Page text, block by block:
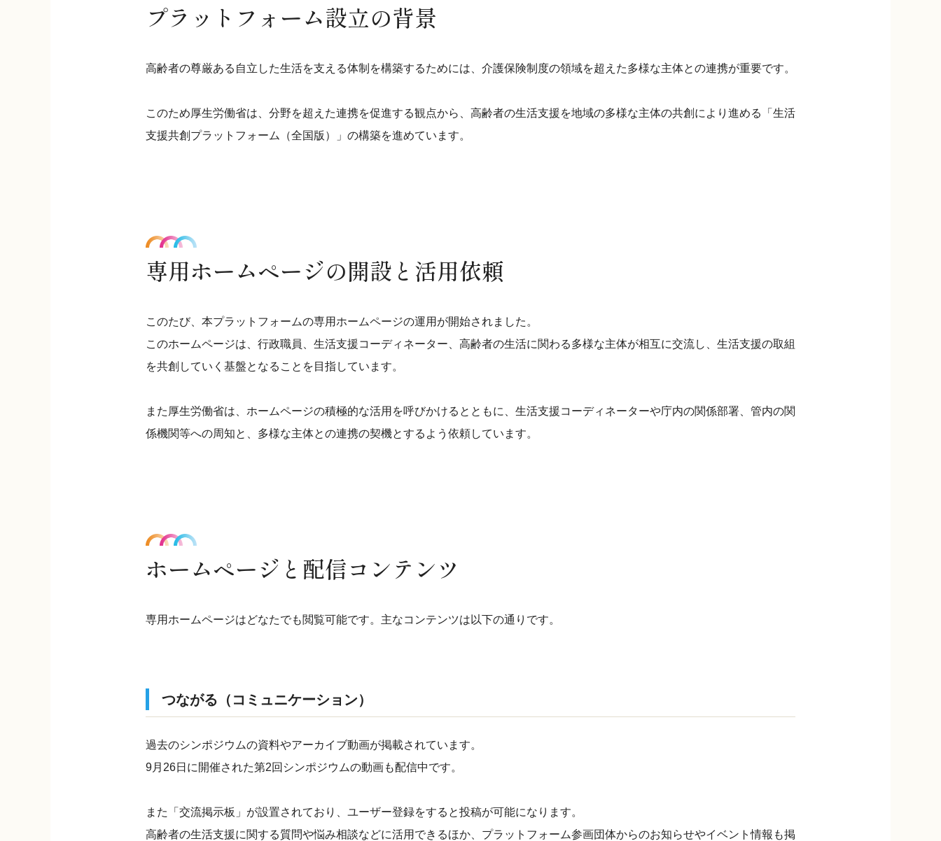
プラットフォーム設立の背景
高齢者の尊厳ある自立した生活を支える体制を構築するためには、介護保険制度の領域を超えた多様な主体との連携が重要です。
このため厚生労働省は、分野を超えた連携を促進する観点から、高齢者の生活支援を地域の多様な主体の共創により進める「生活
支援共創プラットフォーム（全国版）」の構築を進めています。
専用ホームページの開設と活用依頼
このたび、本プラットフォームの専用ホームページの運用が開始されました。
このホームページは、行政職員、生活支援コーディネーター、高齢者の生活に関わる多様な主体が相互に交流し、生活支援の取組
を共創していく基盤となることを目指しています。
また厚生労働省は、ホームページの積極的な活用を呼びかけるとともに、生活支援コーディネーターや庁内の関係部署、管内の関
係機関等への周知と、多様な主体との連携の契機とするよう依頼しています。
ホームページと配信コンテンツ
専用ホームページはどなたでも閲覧可能です。主なコンテンツは以下の通りです。
つながる（コミュニケーション）
過去のシンポジウムの資料やアーカイブ動画が掲載されています。
9月26日に開催された第2回シンポジウムの動画も配信中です。
また「交流掲示板」が設置されており、ユーザー登録をすると投稿が可能になります。
高齢者の生活支援に関する質問や悩み相談などに活用できるほか、プラットフォーム参画団体からのお知らせやイベント情報も掲